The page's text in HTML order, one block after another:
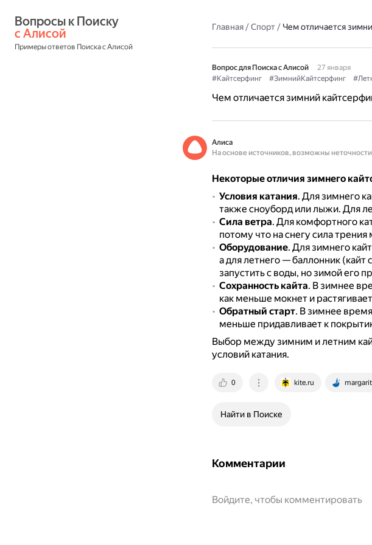
с Алисой
Примеры ответов Поиска с Алисой
Главная/Спорт/ Чем отличается
Вопрос для Поиска с Алисой
27 января
#Кайтсерфинг
#ЗимнийКайтсерфинг
Чем отличается зимний
Алиса
На основе источников, возможны неточности
Некоторые отличия зимнего
Условия катания. Для зимнего
также сноуборд или лыжи. Для
Сила ветра. Для комфортного
потому что на снегу сила
Оборудование. Для зимнего
а для летнего — баллонник (кайт
запустить с воды, но зимой его
Сохранность кайта. В зимнее
как меньше мокнет и
Обратный старт. В зимнее
меньше придавливает к
Выбор между зимним и летним
условий катания.
0 kite.ru
Найти в Поиске
Комментарии
Войдите, чтобы комментировать